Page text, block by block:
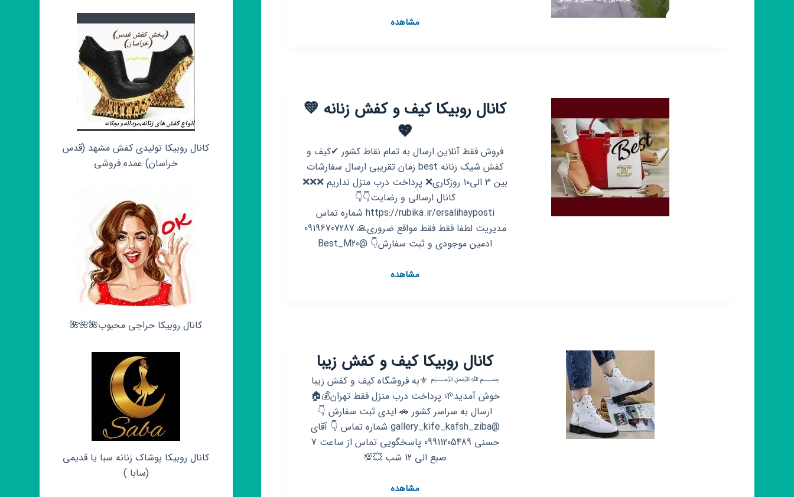
مشاهدهکانال
کانال روبیکا کیف و کفش زنانه 💚
💖
فروش فقط آنلاین ارسال به تمام نقاط کشور ✔کیف و
کفش شیک زنانه best زمان تقریبی ارسال سفارشات
بین ۳ الی۱۰ روزکاری❌ پرداخت درب منزل نداریم ❌❌❌
کانال ارسالی و رضایت👇👇
https://rubika.ir/ersalihayposti شماره تماس
مدیریت لطفا فقط فقط مواقع ضروری🙏 09196707287
ادمین موجودی و ثبت سفارش👇 @Best_M20
مشاهدهکانال
💚
💖
کانال روبیکا کیف و کفش زیبا
﷽ ⚜️به فروشگاه کیف و کفش زیبا
خوش آمدید🌱 پرداخت درب منزل فقط تهران💰🏠
ارسال به سراسر کشور 🚗 ایدی ثبت سفارش 👇
@gallery_kife_kafsh_ziba شماره تماس 👇 آقای
حسنی 09911205489 پاسخگویی تماس از ساعت 7
صبع الی 12 شب 💥💯
مشاهدهکانال
کانال روبیکا تولیدی کفش مشهد (قدس
خراسان) عمده فروشی
کانال روبیکا حراجی محبوب🌺🌺🌺
کانال روبیکا پوشاک زنانه سبا یا قدیمی
(سابا )